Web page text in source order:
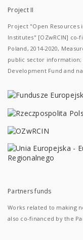
Project II
Project "Open Resources
Institutes" [OZwRCIN]
Poland, 2014-2020,
public sector information;
Development Fund and
Partners funds
Works related to making
also co-financed by the